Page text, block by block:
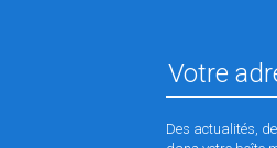
Des actualités,